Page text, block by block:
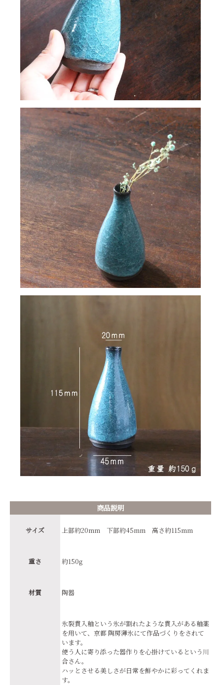
商品説明
サイズ 上部約20mm 下部約45mm 高さ約115mm
重さ 約150g
材質 陶器
氷裂貫入釉という氷が割れたような貫入がある釉薬
を用いて、京都 陶房薄氷にて作品づくりをされて
います。
使う人に寄り添った器作りを心掛けているという川
合さん。
ハッとさせる美しさが日常を鮮やかに彩ってくれま
す。